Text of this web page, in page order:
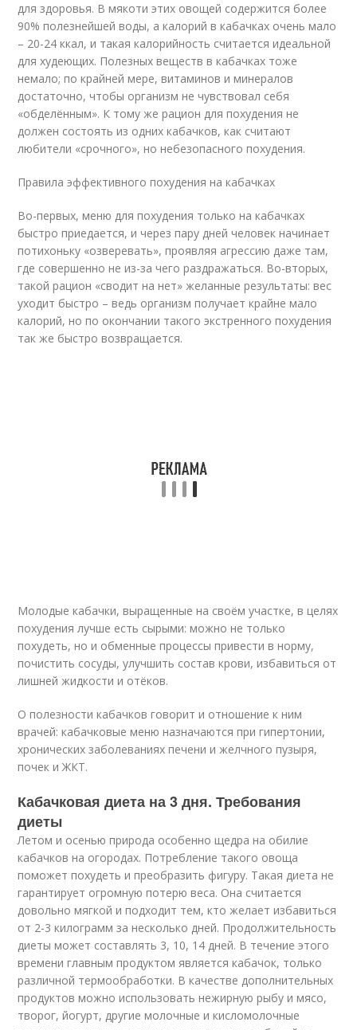
для здоровья. В мякоти этих овощей содержится более
90% полезнейшей воды, а калорий в кабачках очень мало
– 20-24 ккал, и такая калорийность считается идеальной
для худеющих. Полезных веществ в кабачках тоже
немало; по крайней мере, витаминов и минералов
достаточно, чтобы организм не чувствовал себя
«обделённым». К тому же рацион для похудения не
должен состоять из одних кабачков, как считают
любители «срочного», но небезопасного похудения.
Правила эффективного похудения на кабачках
Во-первых, меню для похудения только на кабачках
быстро приедается, и через пару дней человек начинает
потихоньку «озверевать», проявляя агрессию даже там,
где совершенно не из-за чего раздражаться. Во-вторых,
такой рацион «сводит на нет» желанные результаты: вес
уходит быстро – ведь организм получает крайне мало
калорий, но по окончании такого экстренного похудения
так же быстро возвращается.
Молодые кабачки, выращенные на своём участке, в целях
похудения лучше есть сырыми: можно не только
похудеть, но и обменные процессы привести в норму,
почистить сосуды, улучшить состав крови, избавиться от
лишней жидкости и отёков.
О полезности кабачков говорит и отношение к ним
врачей: кабачковые меню назначаются при гипертонии,
хронических заболеваниях печени и желчного пузыря,
почек и ЖКТ.
Кабачковая диета на 3 дня. Требования
диеты
Летом и осенью природа особенно щедра на обилие
кабачков на огородах. Потребление такого овоща
поможет похудеть и преобразить фигуру. Такая диета не
гарантирует огромную потерю веса. Она считается
довольно мягкой и подходит тем, кто желает избавиться
от 2-3 килограмм за несколько дней. Продолжительность
диеты может составлять 3, 10, 14 дней. В течение этого
времени главным продуктом является кабачок, только
различной термообработки. В качестве дополнительных
продуктов можно использовать нежирную рыбу и мясо,
творог, йогурт, другие молочные и кисломолочные